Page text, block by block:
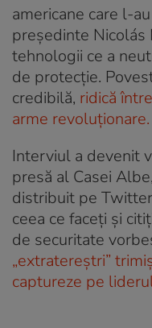
americane care l-
președinte Nicolás
tehnologii ce a
de protecție.
credibilă, ridică
arme revoluționare.
Interviul a devenit
presă al Casei
distribuit pe
ceea ce faceți și
de securitate
„extratereștri”
captureze pe